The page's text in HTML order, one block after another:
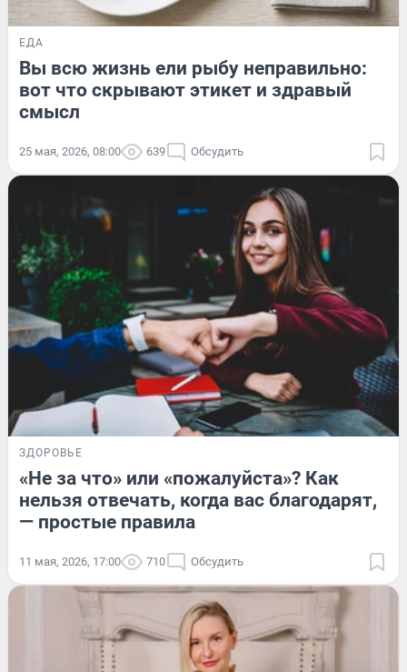
ЕДА
Вы всю жизнь ели рыбу неправильно:
вот что скрывают этикет и здравый
смысл
25 мая, 2026, 08:00 639 Обсудить
ЗДОРОВЬЕ
«Не за что» или «пожалуйста»? Как
нельзя отвечать, когда вас благодарят,
— простые правила
11 мая, 2026, 17:00 710 Обсудить